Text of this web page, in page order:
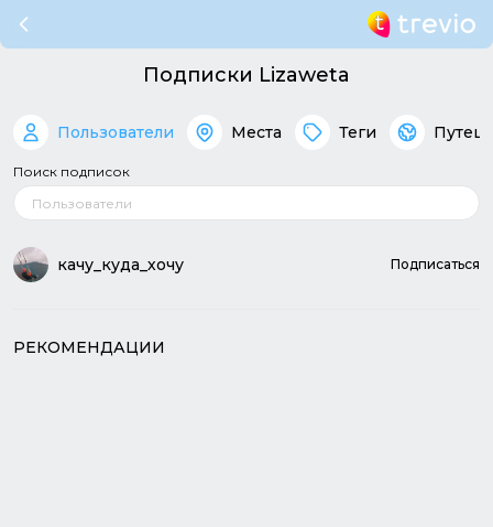
Подписки Lizaweta
Пользователи Места Теги
Поиск подписок
качу_куда_хочу Подписаться
РЕКОМЕНДАЦИИ